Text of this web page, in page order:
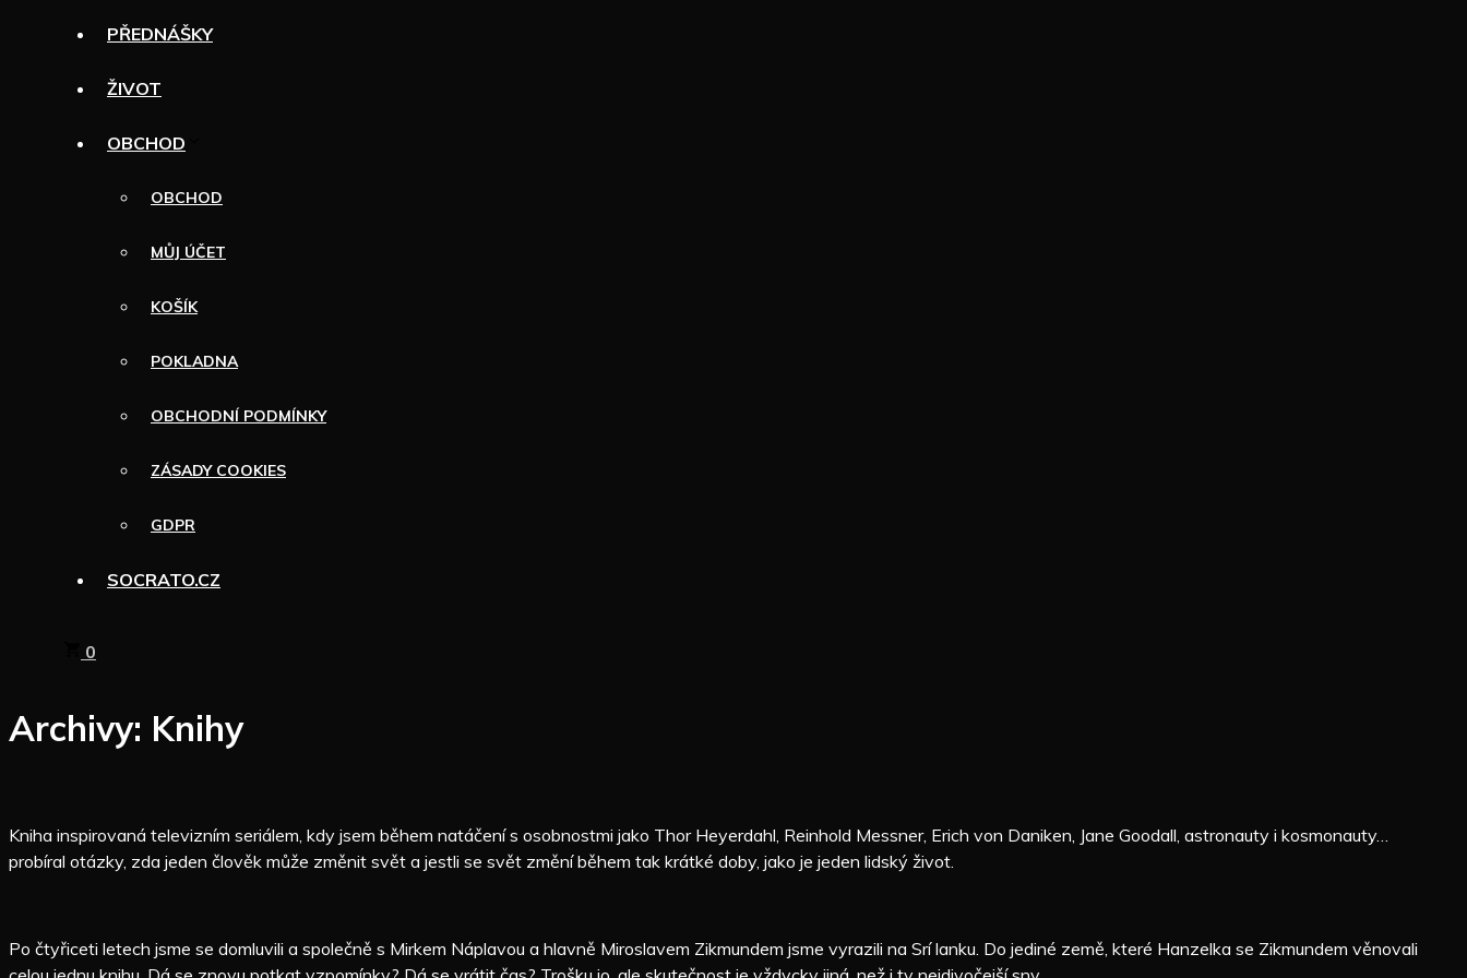
PŘEDNÁŠKY
ŽIVOT
OBCHOD
OBCHOD
MŮJ ÚČET
KOŠÍK
POKLADNA
OBCHODNÍ PODMÍNKY
ZÁSADY COOKIES
GDPR
SOCRATO.CZ
0
Archivy: Knihy
Kniha inspirovaná televizním seriálem, kdy jsem během natáčení s osobnostmi jako Thor Heyerdahl, Reinhold Messner, Erich von Daniken, Jane Goodall, astronauty i kosmonauty…
probíral otázky, zda jeden člověk může změnit svět a jestli se svět změní během tak krátké doby, jako je jeden lidský život.
Po čtyřiceti letech jsme se domluvili a společně s Mirkem Náplavou a hlavně Miroslavem Zikmundem jsme vyrazili na Srí lanku. Do jediné země, které Hanzelka se Zikmundem věnovali